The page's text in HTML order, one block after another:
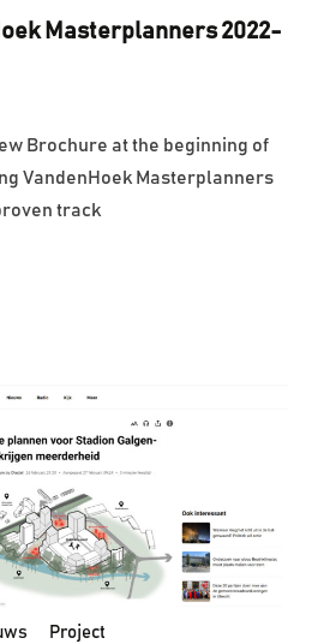
Masterplanners 2022-
Brochure at the beginning of
VandenHoek Masterplanners
track
Project